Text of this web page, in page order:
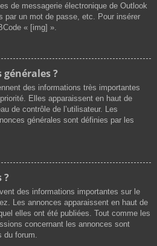
de messagerie électronique de Outlook
par un mot de passe, etc. Pour insérer
« [img] ».
?
des informations très importantes
Elles apparaissent en haut de
de contrôle de l’utilisateur. Les
générales sont définies par les
?
des informations importantes sur le
Les annonces apparaissent en haut de
elles ont été publiées. Tout comme les
concernant les annonces sont
forum.